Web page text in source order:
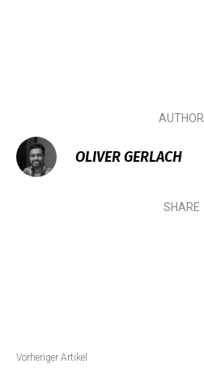
AUTHOR
OLIVER GERLACH
SHARE
Vorheriger Artikel